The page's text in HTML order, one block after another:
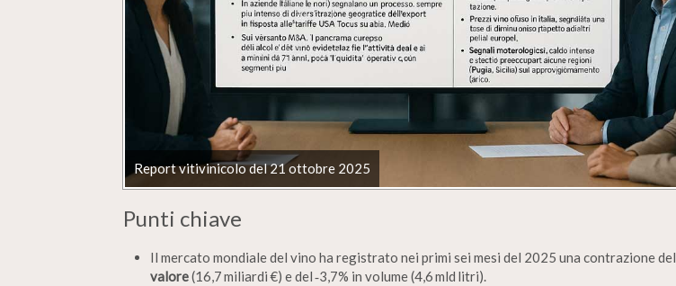
Report vitivinicolo del 21 ottobre 2025
Punti chiave
Il mercato mondiale del vino ha registrato nei primi sei mesi del 2025 una contrazione del
valore(16,7 miliardi €) e del ‑3,7% in volume (4,6 mld litri).